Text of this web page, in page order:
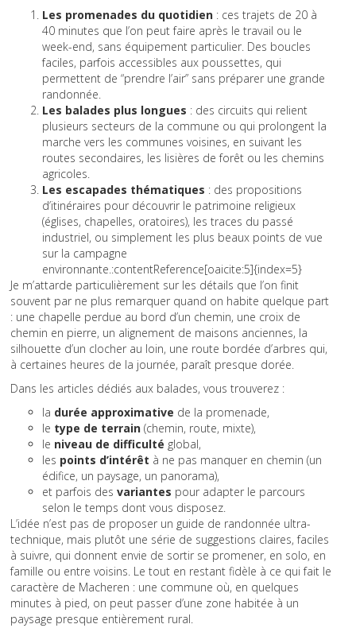
Les promenades du quotidien : ces trajets de 20 à
40 minutes que l’on peut faire après le travail ou le
week-end, sans équipement particulier. Des boucles
faciles, parfois accessibles aux poussettes, qui
permettent de “prendre l’air” sans préparer une grande
randonnée.
Les balades plus longues : des circuits qui relient
plusieurs secteurs de la commune ou qui prolongent la
marche vers les communes voisines, en suivant les
routes secondaires, les lisières de forêt ou les chemins
agricoles.
Les escapades thématiques : des propositions
d’itinéraires pour découvrir le patrimoine religieux
(églises, chapelles, oratoires), les traces du passé
industriel, ou simplement les plus beaux points de vue
sur la campagne
environnante.:contentReference[oaicite:5]{index=5}
Je m’attarde particulièrement sur les détails que l’on finit
souvent par ne plus remarquer quand on habite quelque part
: une chapelle perdue au bord d’un chemin, une croix de
chemin en pierre, un alignement de maisons anciennes, la
silhouette d’un clocher au loin, une route bordée d’arbres qui,
à certaines heures de la journée, paraît presque dorée.
Dans les articles dédiés aux balades, vous trouverez :
la durée approximative de la promenade,
le type de terrain (chemin, route, mixte),
le niveau de difficulté global,
les points d’intérêt à ne pas manquer en chemin (un
édifice, un paysage, un panorama),
et parfois des variantes pour adapter le parcours
selon le temps dont vous disposez.
L’idée n’est pas de proposer un guide de randonnée ultra-
technique, mais plutôt une série de suggestions claires, faciles
à suivre, qui donnent envie de sortir se promener, en solo, en
famille ou entre voisins. Le tout en restant fidèle à ce qui fait le
caractère de Macheren : une commune où, en quelques
minutes à pied, on peut passer d’une zone habitée à un
paysage presque entièrement rural.